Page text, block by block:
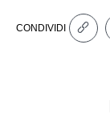
CONDIVIDI